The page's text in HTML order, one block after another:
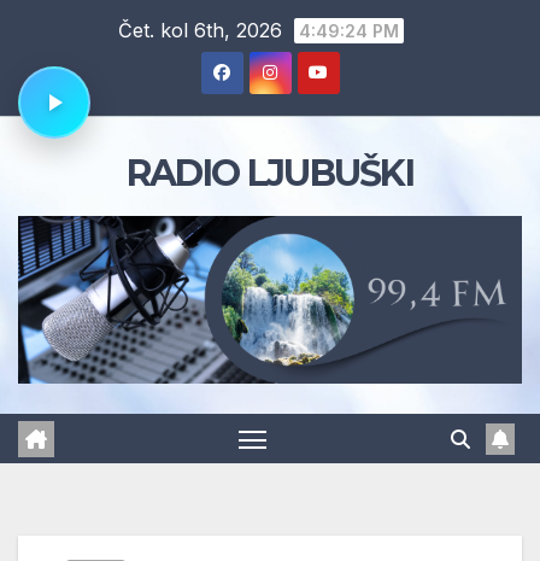
content
Čet. kol 6th, 2026 4:49:25 PM
RADIO LJUBUŠKI